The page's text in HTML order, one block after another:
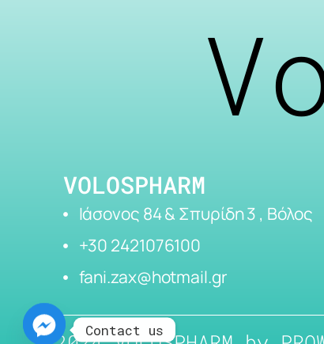
VOLOSPHARM
Ιάσονος 84 & Σπυρίδη 3 , Βόλος
+30 2421076100
fani.zax@hotmail.gr
Contact us